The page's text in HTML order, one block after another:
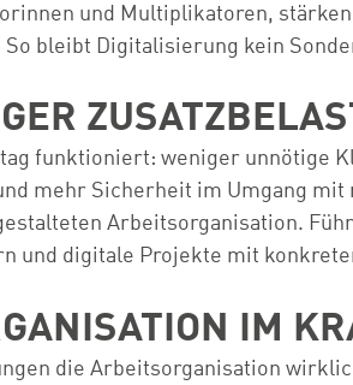
und Multiplikatoren,
bleibt Digitalisierung kein
funktioniert: weniger unnötige
mehr Sicherheit im Umgang
Arbeitsorganisation.
und digitale Projekte mit
IM
die Arbeitsorganisation